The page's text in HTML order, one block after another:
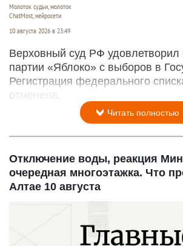
Молоток судьи, молоток
ChatMost, нейросети
10 августа 2026 в 23:49
Верховный суд РФ удовлетворил
партии «Яблоко» с выборов в
Регистрация федерального
отменена.
Читать полностью
Отключение воды, реакция
очередная многоэтажка. Что
Алтае 10 августа